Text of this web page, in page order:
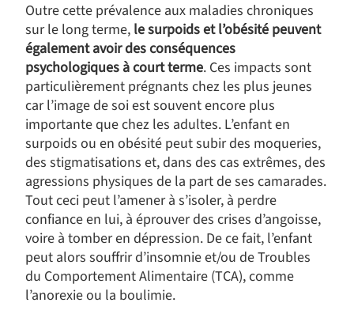
Outre cette prévalence aux maladies chroniques
sur le long terme, le surpoids et l’obésité peuvent
également avoir des conséquences
psychologiques à court terme. Ces impacts sont
particulièrement prégnants chez les plus jeunes
car l’image de soi est souvent encore plus
importante que chez les adultes. L’enfant en
surpoids ou en obésité peut subir des moqueries,
des stigmatisations et, dans des cas extrêmes, des
agressions physiques de la part de ses camarades.
Tout ceci peut l’amener à s’isoler, à perdre
confiance en lui, à éprouver des crises d’angoisse,
voire à tomber en dépression. De ce fait, l’enfant
peut alors souffrir d’insomnie et/ou de Troubles
du Comportement Alimentaire (TCA), comme
l’anorexie ou la boulimie.